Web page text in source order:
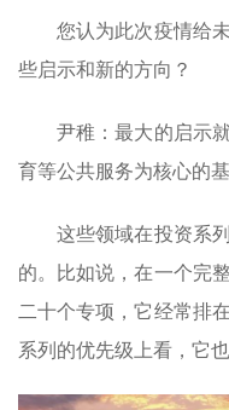
您认为此次疫情给未
些启示和新的方向？
尹稚：最大的启示就
育等公共服务为核心的
这些领域在投资系列
的。比如说，在一个完
二十个专项，它经常排
系列的优先级上看，它